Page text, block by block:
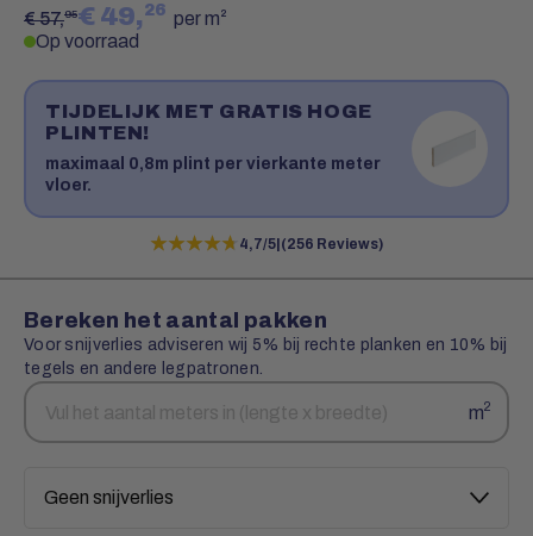
€ 57,95€ 49, 26 per m²
Op voorraad
TIJDELIJK MET GRATIS HOGE
PLINTEN!
maximaal 0,8m plint per vierkante meter
vloer.
★★★★★
★★★★★ 4,7/5 (256 Reviews)
Bereken het aantal pakken
Voor snijverlies adviseren wij 5% bij rechte planken en 10% bij
tegels en andere legpatronen.
Aantal
vierkante
m2
Snijverlies